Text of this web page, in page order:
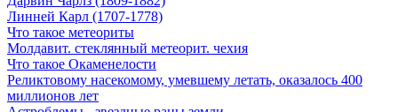
Линней Карл (1707-1778)
Что такое метеориты
Молдавит. стеклянный метеорит. чехия
Что такое Окаменелости
Реликтовому насекомому, умевшему летать, оказалось 400
миллионов лет